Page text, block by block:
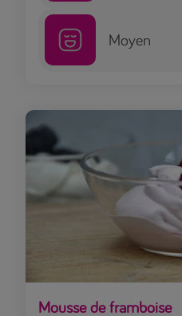
Moyen
Mousse de framboise